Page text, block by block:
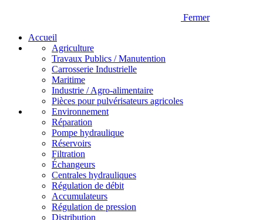
Fermer
Accueil
Agriculture
Travaux Publics / Manutention
Carrosserie Industrielle
Maritime
Industrie / Agro-alimentaire
Pièces pour pulvérisateurs agricoles
Environnement
Réparation
Pompe hydraulique
Réservoirs
Filtration
Échangeurs
Centrales hydrauliques
Régulation de débit
Accumulateurs
Régulation de pression
Distribution